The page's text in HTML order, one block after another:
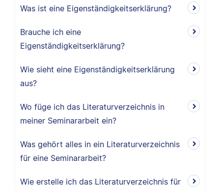
Was ist eine Eigenständigkeitserklärung?
Brauche ich eine
Eigenständigkeitserklärung?
Wie sieht eine Eigenständigkeitserklärung
aus?
Wo füge ich das Literaturverzeichnis in
meiner Seminararbeit ein?
Was gehört alles in ein Literaturverzeichnis
für eine Seminararbeit?
Wie erstelle ich das Literaturverzeichnis für